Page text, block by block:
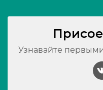
Узнавайте